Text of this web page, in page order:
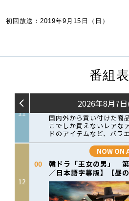
初回放送：2019年9月15日（日）
番組表